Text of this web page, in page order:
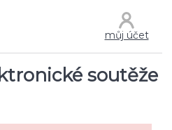
soutěže
můj účet